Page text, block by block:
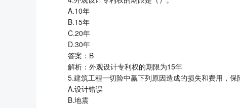
A.10年
B.15年
C.20年
D.30年
答案：B
解析：外观设计专利权的期限为15年
5.建筑工程一切险中赢下列原因造成的损失和费用，保
A.设计错误
B.地震